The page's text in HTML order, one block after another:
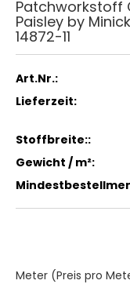
erstellen
vergessen?
Schnelle
Patchworkstoff
Paisley by
14872-11
Art.Nr.:
Lieferzeit:
Stoffbreite::
Gewicht / m²:
Meter (Preis pro